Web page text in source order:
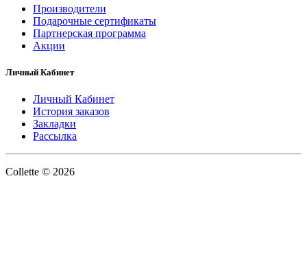
Производители
Подарочные сертификаты
Партнерская программа
Акции
Личный Кабинет
Личный Кабинет
История заказов
Закладки
Рассылка
Collette © 2026